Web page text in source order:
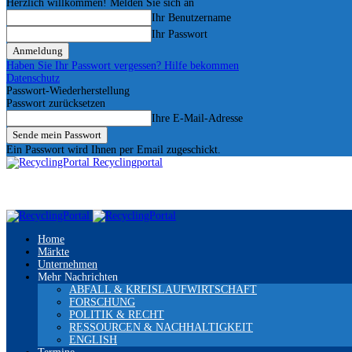
Herzlich willkommen! Melden Sie sich an
Ihr Benutzername
Ihr Passwort
Haben Sie Ihr Passwort vergessen? Hilfe bekommen
Datenschutz
Passwort-Wiederherstellung
Passwort zurücksetzen
Ihre E-Mail-Adresse
Ein Passwort wird Ihnen per Email zugeschickt.
Recyclingportal
Home
Märkte
Unternehmen
Mehr Nachrichten
ABFALL & KREISLAUFWIRTSCHAFT
FORSCHUNG
POLITIK & RECHT
RESSOURCEN & NACHHALTIGKEIT
ENGLISH